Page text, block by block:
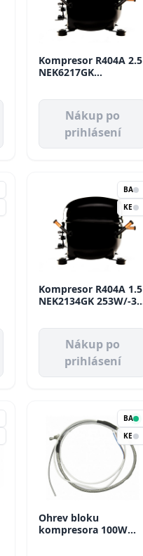
Kompresor R404A 2.5
NEK6217GK
Aspera
Nákup po
prihlásení
BA
KE
Kompresor R404A 1.5
NEK2134GK 253W/-35
Nákup po
prihlásení
BA
KE
Ohrev bloku
kompresora 100W